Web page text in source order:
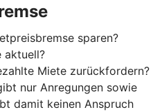
sparen?
aktuell?
Miete zurückfordern?
nur Anregungen sowie
damit keinen Anspruch